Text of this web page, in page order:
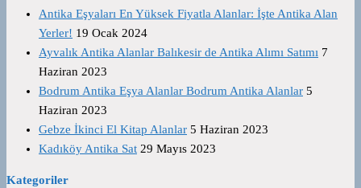
Antika Eşyaları En Yüksek Fiyatla Alanlar: İşte Antika Alan
Yerler! 19 Ocak 2024
Ayvalık Antika Alanlar Balıkesir de Antika Alımı Satımı 7
Haziran 2023
Bodrum Antika Eşya Alanlar Bodrum Antika Alanlar 5
Haziran 2023
Gebze İkinci El Kitap Alanlar 5 Haziran 2023
Kadıköy Antika Sat 29 Mayıs 2023
Kategoriler